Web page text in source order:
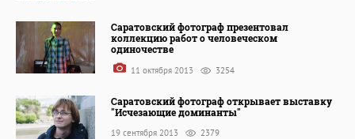
Саратовский фотограф презентовал
коллекцию работ о человеческом
одиночестве
11 октября 2013 3254
Саратовский фотограф открывает выставку
"Исчезающие доминанты"
19 сентября 2013 2379